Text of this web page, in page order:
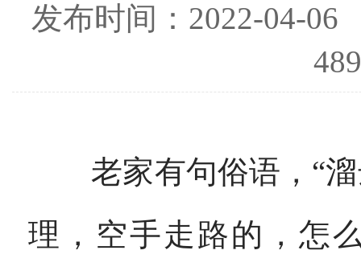
发布时间： 2022-04-06
老家有句俗语，“溜
理，空手走路的，怎